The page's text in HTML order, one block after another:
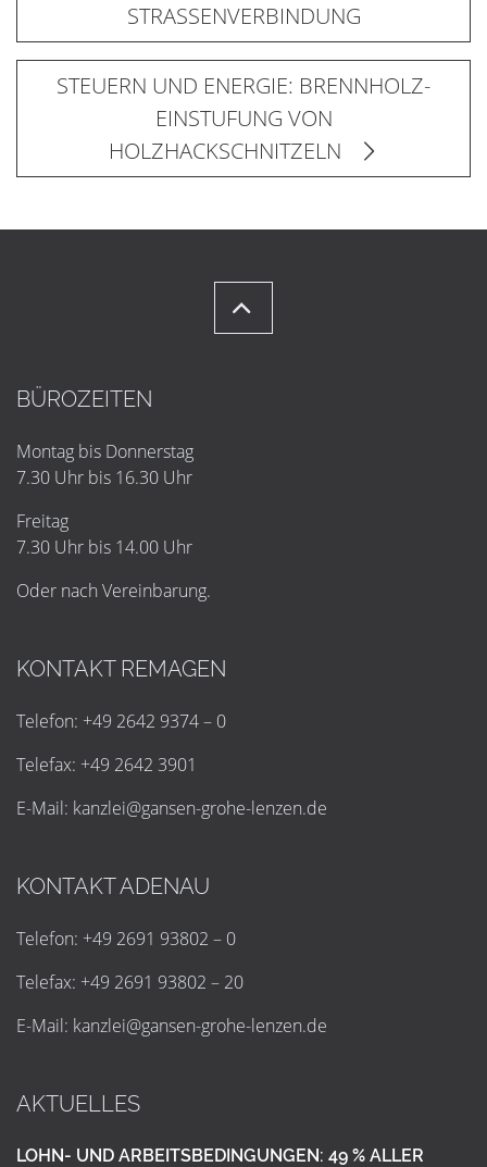
STRASSENVERBINDUNG
STEUERN UND ENERGIE: BRENNHOLZ-
EINSTUFUNG VON
HOLZHACKSCHNITZELN
BÜROZEITEN
Montag bis Donnerstag
7.30 Uhr bis 16.30 Uhr
Freitag
7.30 Uhr bis 14.00 Uhr
Oder nach Vereinbarung.
KONTAKT REMAGEN
Telefon: +49 2642 9374 – 0
Telefax: +49 2642 3901
E-Mail: kanzlei@gansen-grohe-lenzen.de
KONTAKT ADENAU
Telefon: +49 2691 93802 – 0
Telefax: +49 2691 93802 – 20
E-Mail: kanzlei@gansen-grohe-lenzen.de
AKTUELLES
LOHN- UND ARBEITSBEDINGUNGEN: 49 % ALLER